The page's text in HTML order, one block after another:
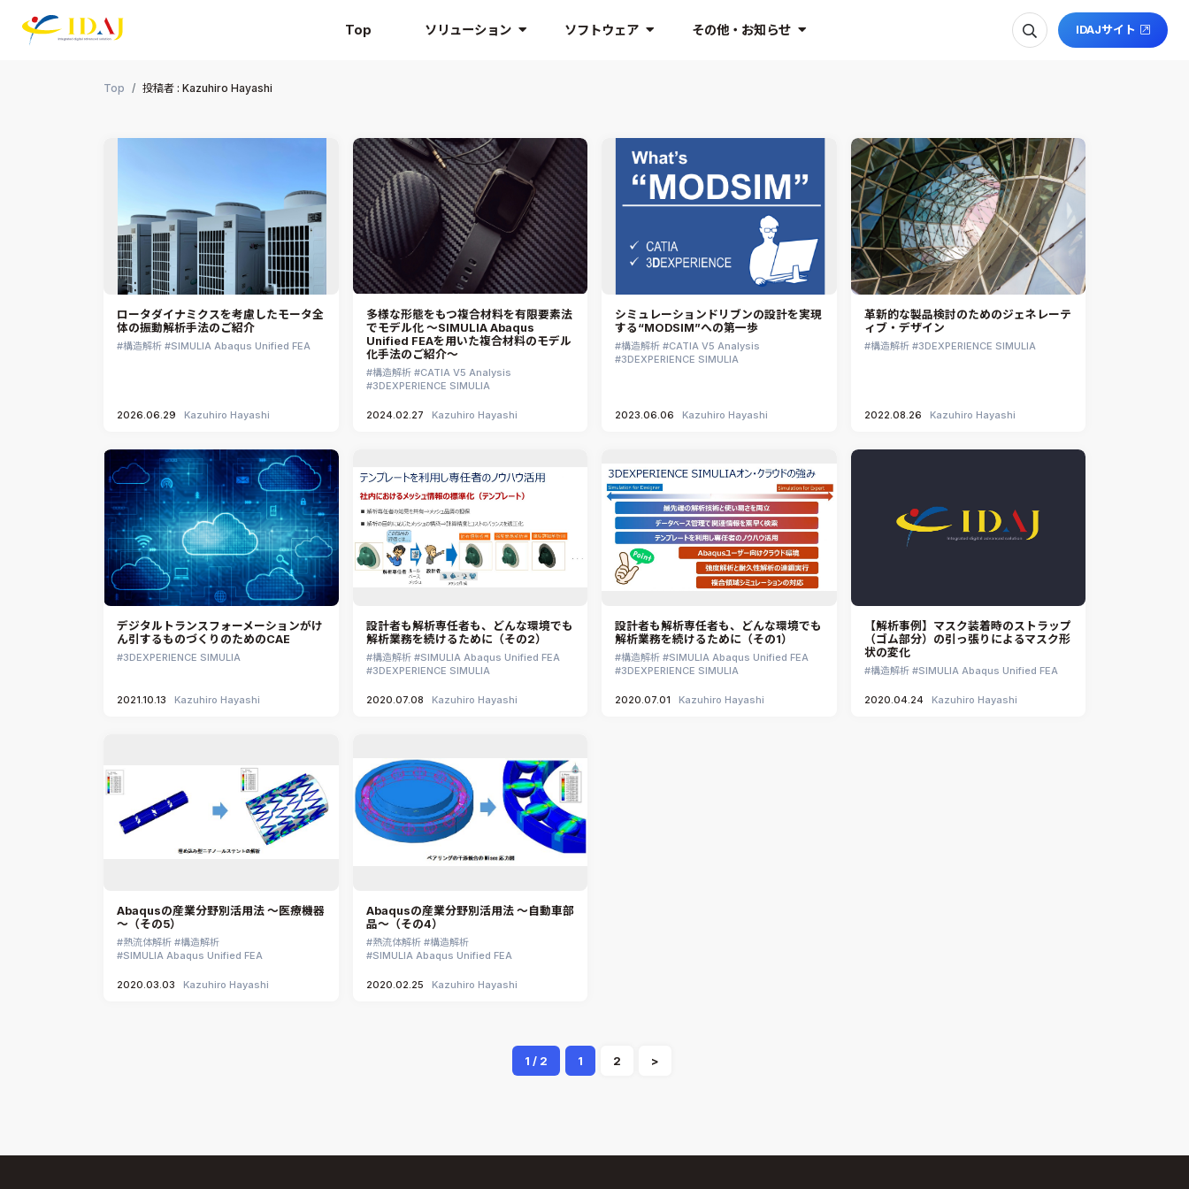
Top ソリューション ソフトウェア その他・お知らせ IDAJサイト
Top 投稿者 : Kazuhiro Hayashi
ロータダイナミクスを考慮したモータ全
体の振動解析手法のご紹介
構造解析 SIMULIA Abaqus Unified FEA
2026.06.29 Kazuhiro Hayashi
多様な形態をもつ複合材料を有限要素法
でモデル化 ～SIMULIA Abaqus
Unified FEAを用いた複合材料のモデル
化手法のご紹介～
構造解析
CATIA V5 Analysis
3DEXPERIENCE SIMULIA
2024.02.27 Kazuhiro Hayashi
シミュレーションドリブンの設計を実現
する“MODSIM”への第一歩
構造解析
CATIA V5 Analysis
3DEXPERIENCE SIMULIA
2023.06.06 Kazuhiro Hayashi
革新的な製品検討のためのジェネレーテ
ィブ・デザイン
構造解析 3DEXPERIENCE SIMULIA
2022.08.26 Kazuhiro Hayashi
デジタルトランスフォーメーションがけ
ん引するものづくりのためのCAE
3DEXPERIENCE SIMULIA
2021.10.13 Kazuhiro Hayashi
設計者も解析専任者も、どんな環境でも
解析業務を続けるために（その2）
構造解析
SIMULIA Abaqus Unified FEA
3DEXPERIENCE SIMULIA
2020.07.08 Kazuhiro Hayashi
設計者も解析専任者も、どんな環境でも
解析業務を続けるために（その1）
構造解析
SIMULIA Abaqus Unified FEA
3DEXPERIENCE SIMULIA
2020.07.01 Kazuhiro Hayashi
【解析事例】マスク装着時のストラップ
（ゴム部分）の引っ張りによるマスク形
状の変化
構造解析 SIMULIA Abaqus Unified FEA
2020.04.24 Kazuhiro Hayashi
Abaqusの産業分野別活用法 ～医療機器
～（その5）
熱流体解析
構造解析
SIMULIA Abaqus Unified FEA
2020.03.03 Kazuhiro Hayashi
Abaqusの産業分野別活用法 ～自動車部
品～（その4）
熱流体解析
構造解析
SIMULIA Abaqus Unified FEA
2020.02.25 Kazuhiro Hayashi
1 / 2 1 2 >